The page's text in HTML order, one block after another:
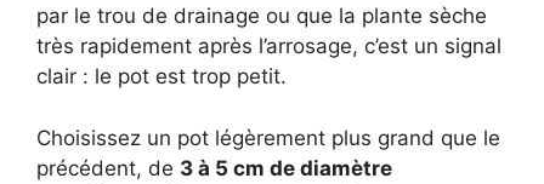
par le trou de drainage ou que la plante sèche
très rapidement après l’arrosage, c’est un signal
clair : le pot est trop petit.
Choisissez un pot légèrement plus grand que le
précédent, de 3 à 5 cm de diamètre